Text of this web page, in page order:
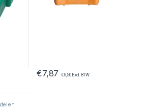
€7,87 €6,50Excl. BTW